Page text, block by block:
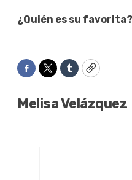
¿Quién es su
Facebook
TwitterTumblrCopy
Melisa Velázquez